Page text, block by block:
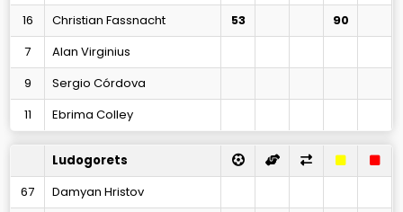
16
Christian Fassnacht 53 90
7
Alan Virginius
9
Sergio Córdova
11
Ebrima Colley
Ludogorets
67
Damyan Hristov